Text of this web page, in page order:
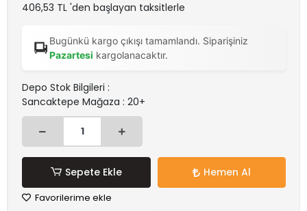
406,53 TL 'den başlayan taksitlerle
Bugünkü kargo çıkışı tamamlandı. Siparişiniz
Pazartesi kargolanacaktır.
Depo Stok Bilgileri :
Sancaktepe Mağaza : 20+
Sepete Ekle Hemen Al
Favorilerime ekle